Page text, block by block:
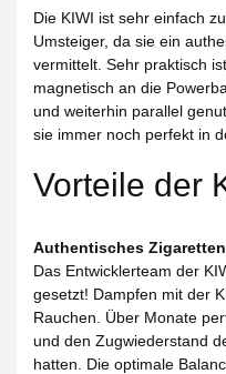
Die KIWI ist sehr einfach
Umsteiger, da sie ein
vermittelt. Sehr praktisch
magnetisch an die
und weiterhin parallel
sie immer noch perfekt in
Vorteile der
Authentisches
Das Entwicklerteam der
gesetzt! Dampfen mit der
Rauchen. Über Monate
und den Zugwiederstand
hatten. Die optimale